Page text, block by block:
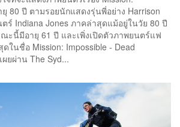
ยุ 80 ปี ตามรอยนักแสดงรุ่นพี่อย่าง Harrison
ร์ Indiana Jones ภาคล่าสุดแม้อยู่ในวัย 80 ปี
ะนี้มีอายุ 61 ปี และเพิ่งเปิดตัวภาพยนตร์แฟ
ในชื่อ Mission: Impossible - Dead
ผยผ่าน The Syd...